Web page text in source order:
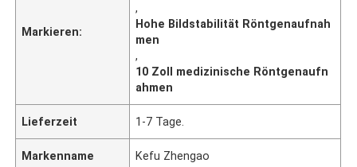
Markieren:
,
Hohe Bildstabilität Röntgenaufnah
men
,
10 Zoll medizinische Röntgenaufn
ahmen
Lieferzeit 1-7 Tage.
Markenname Kefu Zhengao